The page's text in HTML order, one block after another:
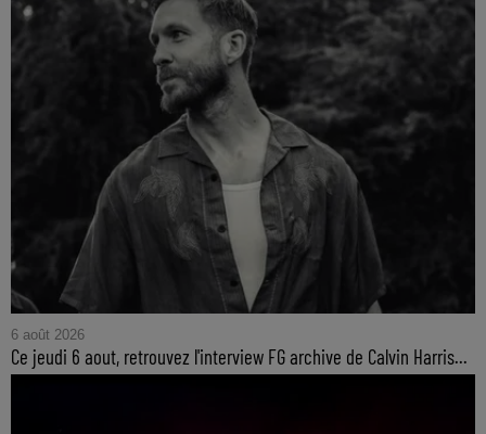
6 août 2026
Ce jeudi 6 aout, retrouvez l'interview FG archive de Calvin Harris...